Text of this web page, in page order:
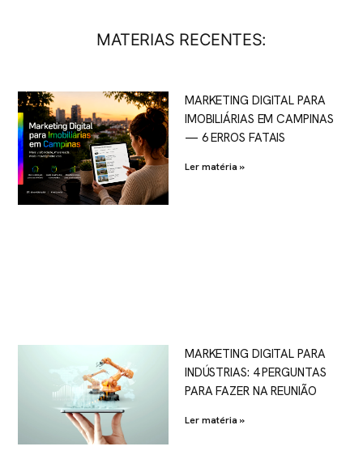
MATERIAS RECENTES:
MARKETING DIGITAL PARA
IMOBILIÁRIAS EM CAMPINAS
— 6 ERROS FATAIS
Ler matéria »
MARKETING DIGITAL PARA
INDÚSTRIAS: 4 PERGUNTAS
PARA FAZER NA REUNIÃO
Ler matéria »